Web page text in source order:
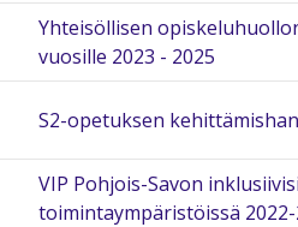
Yhteisöllisen
vuosille 2023 - 2025
S2-opetuksen
VIP Pohjois-Savon
toimintaympäristöissä 2022-